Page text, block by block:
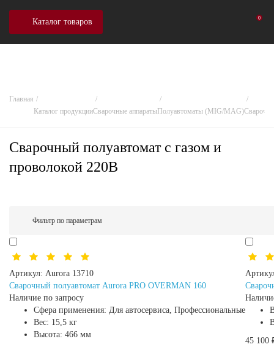
Каталог товаров 0
Главная
Каталог продукцииСварочные аппараты Полуавтоматы (MIG/MAG)
Сварочный полуавтомат с газом и
проволокой 220В
Фильтр по параметрам
Артикул: Aurora 13710
Сварочный полуавтомат Aurora PRO OVERMAN 160
Наличие по запросу
Сфера применения: Для автосервиса, Профессиональные
Вес: 15,5 кг
Высота: 466 мм
45 100